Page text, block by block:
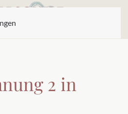
2 in